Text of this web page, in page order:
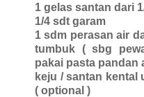
1 gelas santan dari
1/4 sdt garam
1 sdm perasan air
tumbuk ( sbg
pakai pasta pandan
keju / santan
( optional )